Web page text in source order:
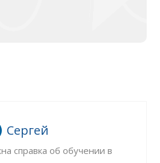
Сергей
справка об обучении в